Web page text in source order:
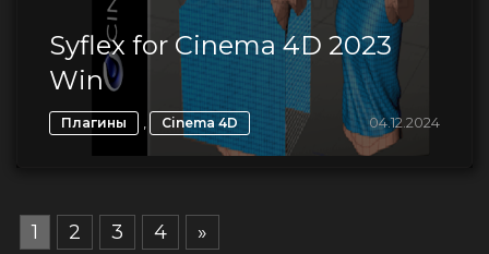
Syflex for Cinema 4D 2023
Win
Плагины , Cinema 4D 04.12.2024
1 2 3 4 »